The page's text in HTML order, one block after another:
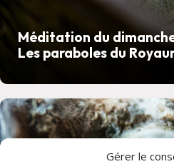
Gérer le
Méditation du
Les paraboles du